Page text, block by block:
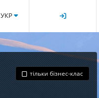
УКР
тільки бізнес-клас